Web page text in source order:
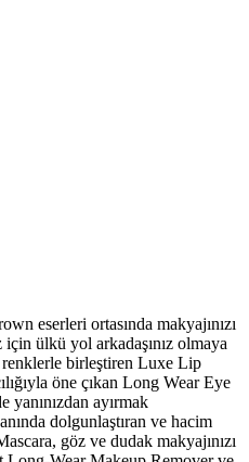
eserleri ortasında makyajınızı
ülkü yol arkadaşınız olmaya
renklerle birleştiren Luxe Lip
öne çıkan Long Wear Eye
ayırmak
dolgunlaştıran ve hacim
göz ve dudak makyajınızı